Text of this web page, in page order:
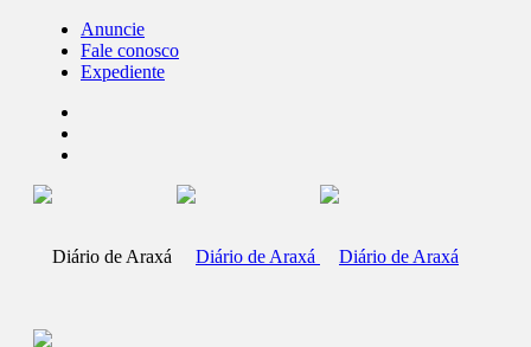
Anuncie
Fale conosco
Expediente